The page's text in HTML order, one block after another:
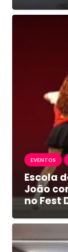
EVENTOS
Escola
João
no Fest